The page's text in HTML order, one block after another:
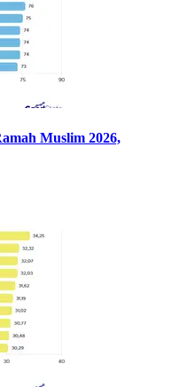
Muslim 2026,